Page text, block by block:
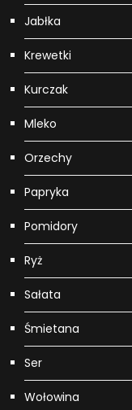
Jabłka
Krewetki
Kurczak
Mleko
Orzechy
Papryka
Pomidory
Ryż
Sałata
Śmietana
Ser
Wołowina